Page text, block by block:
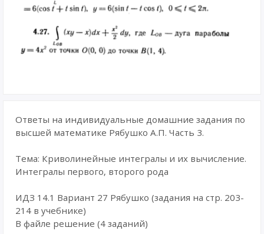
Ответы на индивидуальные домашние задания по
высшей математике Рябушко А.П. Часть 3.
Тема: Криволинейные интегралы и их вычисление.
Интегралы первого, второго рода
ИДЗ 14.1 Вариант 27 Рябушко (задания на стр. 203-
214 в учебнике)
В файле решение (4 заданий)